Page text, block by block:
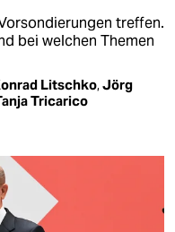
treffen.
bei welchen Themen
Litschko,Jörg
Tricarico